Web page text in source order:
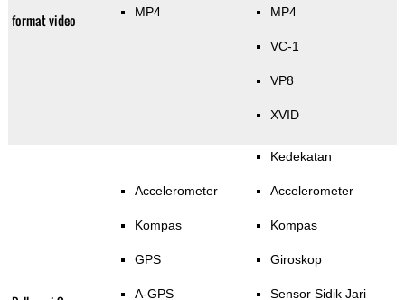
format video MP4 MP4
VC-1
VP8
XVID
Accelerometer
Kompas
GPS
A-GPS
Kedekatan
Accelerometer
Kompas
Giroskop
Sensor Sidik Jari